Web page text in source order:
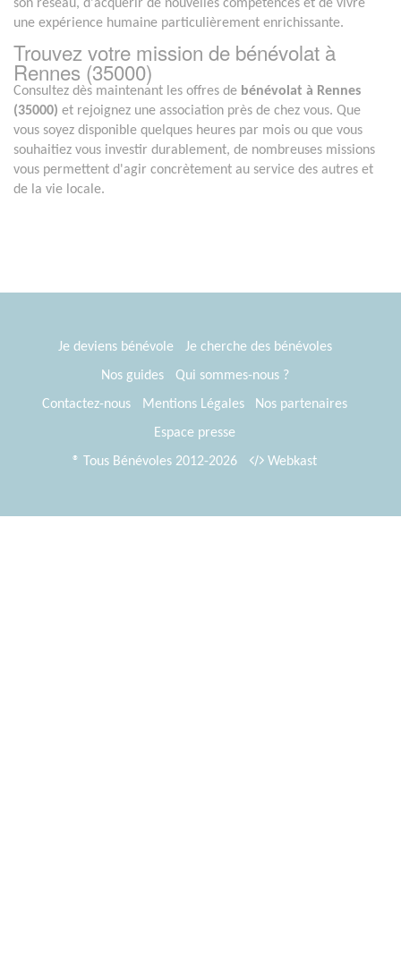
son réseau, d'acquérir de nouvelles compétences et de vivre
une expérience humaine particulièrement enrichissante.
Trouvez votre mission de bénévolat à
Rennes (35000)
Consultez dès maintenant les offres de bénévolat à Rennes
(35000) et rejoignez une association près de chez vous. Que
vous soyez disponible quelques heures par mois ou que vous
souhaitiez vous investir durablement, de nombreuses missions
vous permettent d'agir concrètement au service des autres et
de la vie locale.
Je deviens bénévole
Je cherche des bénévoles
Nos guides
Qui sommes-nous ?
Contactez-nous
Mentions Légales
Nos partenaires
Espace presse
® Tous Bénévoles 2012-2026
Webkast